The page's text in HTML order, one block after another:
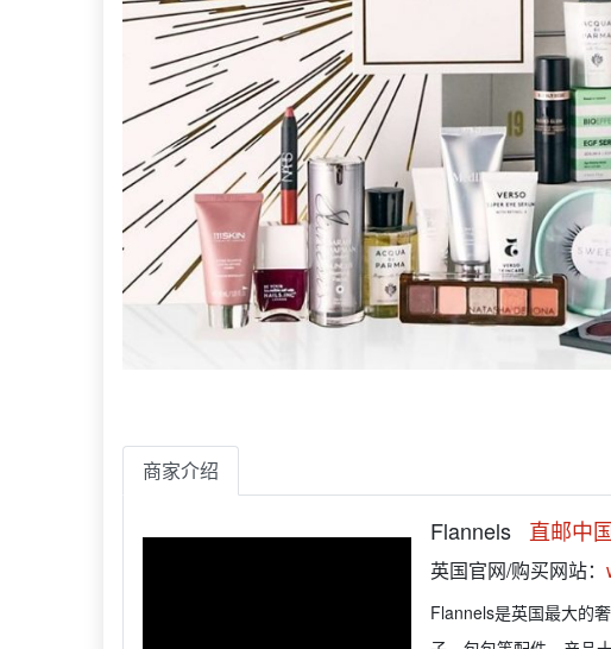
商家介绍
Flannels 直邮中
英国官网/购买网站：
Flannels是英国最大的